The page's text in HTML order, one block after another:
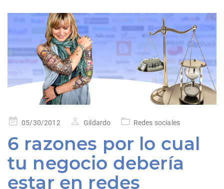
Posted05/30/2012 Gildardo Redes sociales
6 razones por lo cual
tu negocio debería
estar en redes